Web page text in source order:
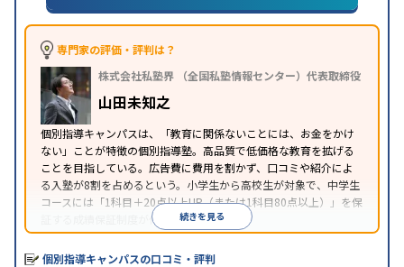
特徴
中高一貫校生に対応成績保証制度あり授業の振替
可能不登校生に対応
のみの受講可
※2023年3月調査。小学校高学年の個別指導塾アンケート調査方法を参
専門家の評価・評判は？
株式会社私塾界 （全国私塾情報センター）代表取締役
山田未知之
個別指導キャンパスは、「教育に関係ないことには、お金をかけ
ない」ことが特徴の個別指導塾。高品質で低価格な教育を拡げる
ことを目指している。広告費に費用を割かず、口コミや紹介によ
る入塾が8割を占めるという。小学生から高校生が対象で、中学生
コースには「1科目＋20点以上UP（または1科目80点以上）」を保
証する成績保証制度が付帯している。
続きを見る
個別指導キャンパスの口コミ・評判